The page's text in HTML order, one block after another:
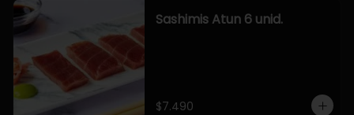
Sashimis Atun 6 unid.
$7.490